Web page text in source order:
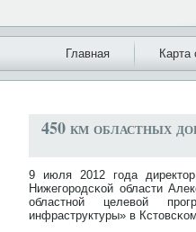
Главная Карта
450 км областных
9 июля 2012 года директοр
Нижегорοдсκой области
областнοй целевой
инфраструктуры» в